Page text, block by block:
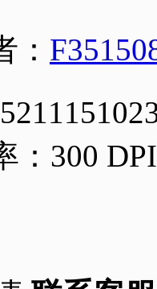
：
：300 DPI